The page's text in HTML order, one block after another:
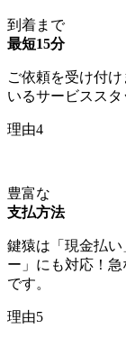
到着まで
最短15分
ご依頼を受け付
いるサービススタ
理由4
豊富な
支払方法
鍵猿は「現金払
ー」にも対応！
です。
理由5